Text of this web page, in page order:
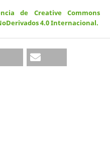
de Creative Commons
4.0 Internacional.